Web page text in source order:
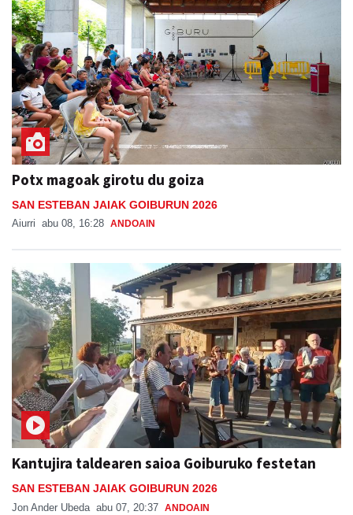
Potx magoak girotu du goiza
SAN ESTEBAN JAIAK GOIBURUN 2026
Aiurri abu 08, 16:28 ANDOAIN
Kantujira taldearen saioa Goiburuko festetan
SAN ESTEBAN JAIAK GOIBURUN 2026
Jon Ander Ubeda abu 07, 20:37 ANDOAIN